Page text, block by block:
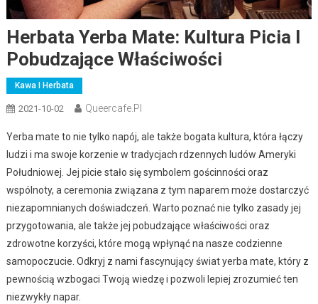
Herbata Yerba Mate: Kultura Picia I
Pobudzające Właściwości
Kawa I Herbata
2021-10-02 Queercafe.pl
Yerba mate to nie tylko napój, ale także bogata kultura, która łączy
ludzi i ma swoje korzenie w tradycjach rdzennych ludów Ameryki
Południowej. Jej picie stało się symbolem gościnności oraz
wspólnoty, a ceremonia związana z tym naparem może dostarczyć
niezapomnianych doświadczeń. Warto poznać nie tylko zasady jej
przygotowania, ale także jej pobudzające właściwości oraz
zdrowotne korzyści, które mogą wpłynąć na nasze codzienne
samopoczucie. Odkryj z nami fascynujący świat yerba mate, który z
pewnością wzbogaci Twoją wiedzę i pozwoli lepiej zrozumieć ten
niezwykły napar.